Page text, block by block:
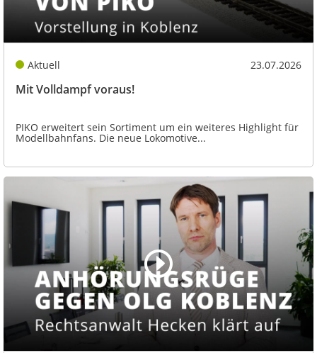
Aktuell 23.07.2026
Mit Volldampf voraus!
PIKO erweitert sein Sortiment um ein weiteres Highlight für
Modellbahnfans. Die neue Lokomotive...